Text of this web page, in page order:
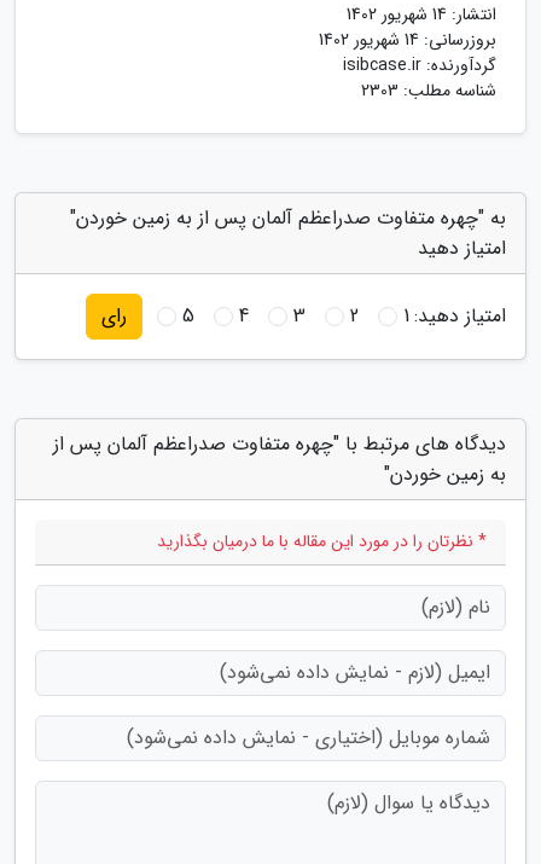
انتشار: 14 شهریور 1402
بروزرسانی: 14 شهریور 1402
گردآورنده: isibcase.ir
شناسه مطلب: 2303
به "چهره متفاوت صدراعظم آلمان پس از به زمین خوردن"
امتیاز دهید
امتیاز دهید:1
2
3
4
5 رای
دیدگاه های مرتبط با "چهره متفاوت صدراعظم آلمان پس از
به زمین خوردن"
* نظرتان را در مورد این مقاله با ما درمیان بگذارید